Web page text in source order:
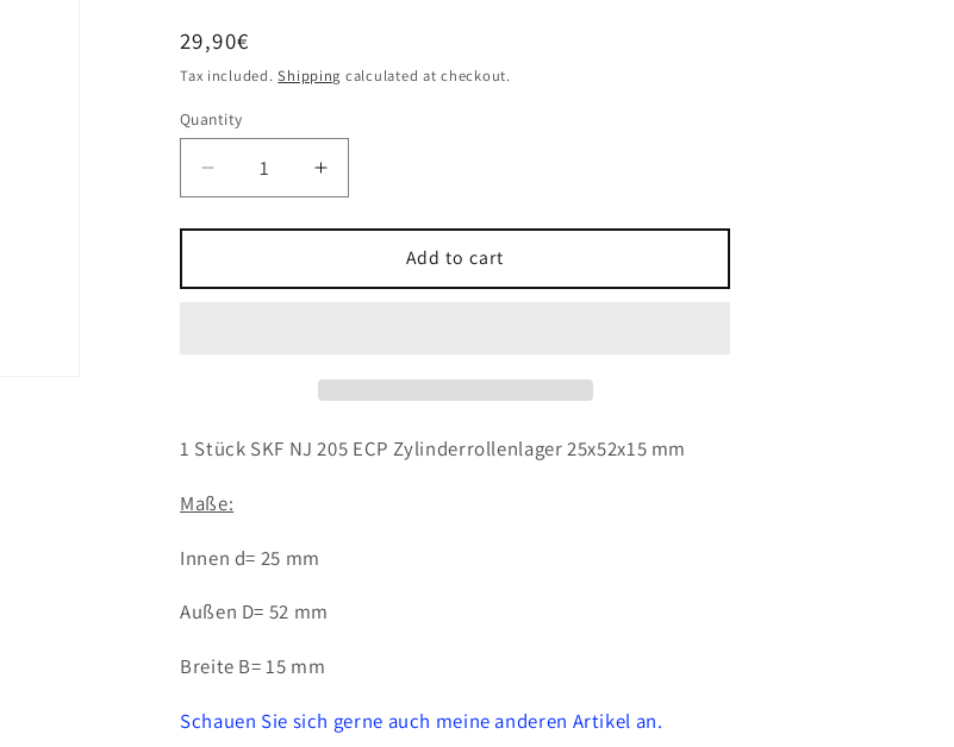
Regular
price
29,90€
Tax included.Shipping calculated at checkout.
Quantity
Decrease
quantity
for
SKF
Zylinderrollenlager
mm
ECP
Kugellager
Increase
quantity
for
SKF
Zylinderrollenlager
mm
Add to cart
1 Stück SKF NJ 205 ECP Zylinderrollenlager 25x52x15 mm
Maße:
Innen d= 25 mm
Außen D= 52 mm
Breite B= 15 mm
Schauen Sie sich gerne auch meine anderen Artikel an.